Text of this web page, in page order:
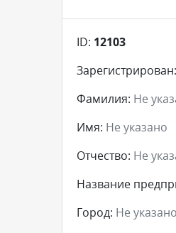
Товары и услуги
Добавить товар или
ID: 12103
Зарегистрирован:
Фамилия: Не
Имя: Не указано
Отчество: Не
Название
Город: Не указано